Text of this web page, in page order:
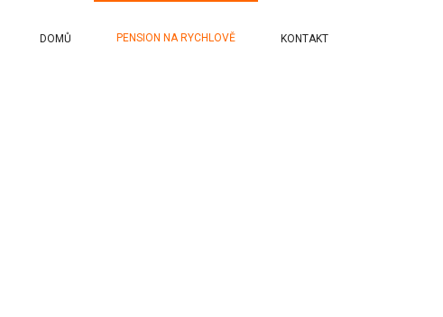
DOMŮ PENSION NA RYCHLOVĚ KONTAKT